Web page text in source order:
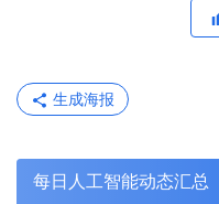
生成海报
每日人工智能动态汇总